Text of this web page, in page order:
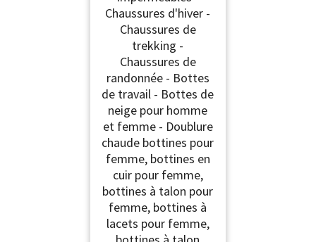
Chaussures d'hiver -
Chaussures de
trekking -
Chaussures de
randonnée - Bottes
de travail - Bottes de
neige pour homme
et femme - Doublure
chaude bottines pour
femme, bottines en
cuir pour femme,
bottines à talon pour
femme, bottines à
lacets pour femme,